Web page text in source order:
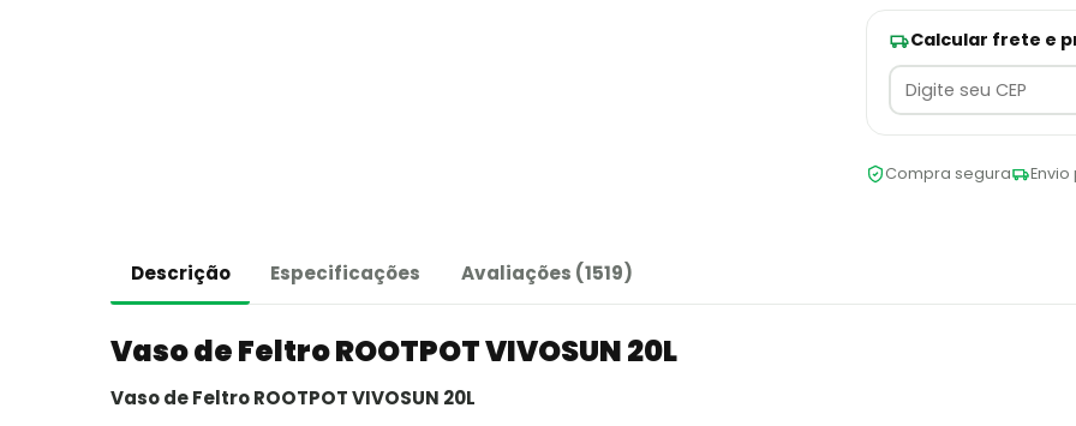
Calcular frete e
Compra segura
Descrição Especificações Avaliações (1519)
Vaso de Feltro ROOTPOT VIVOSUN 20L
Vaso de Feltro ROOTPOT VIVOSUN 20L